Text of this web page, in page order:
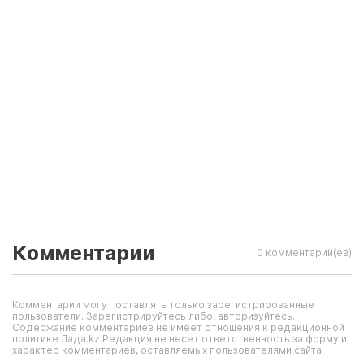
Комментарии 0 комментарий(ев)
Комментарии могут оставлять только зарегистрированные
пользователи. Зарегистрируйтесь либо, авторизуйтесь.
Содержание комментариев не имеет отношения к редакционной
политике Лада.kz.Редакция не несет ответственность за форму и
характер комментариев, оставляемых пользователями сайта.